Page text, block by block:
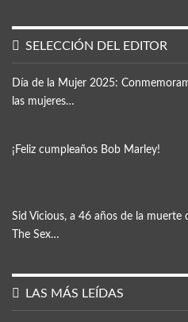
SELECCIÓN DEL EDITOR
Día de la Mujer 2025:
las mujeres…
¡Feliz cumpleaños Bob Marley!
Sid Vicious, a 46 años de la muerte
The Sex…
LAS MÁS LEÍDAS